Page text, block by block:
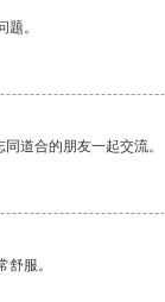
。
道合的朋友一起交流。
服。